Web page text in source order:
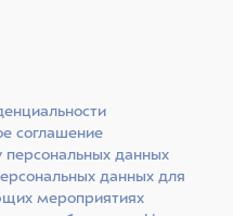
соглашение
персональных данных
данных для
мероприятиях